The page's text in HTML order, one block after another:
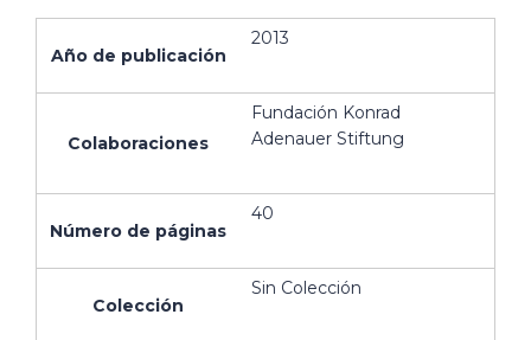
Año de publicación
2013
Colaboraciones
Fundación Konrad
Adenauer Stiftung
Número de páginas
40
Colección
Sin Colección